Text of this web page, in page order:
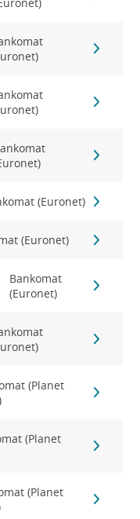
(Euronet)
(Euronet)
Bankomat
(Euronet)
(Planet
(Planet
(Planet